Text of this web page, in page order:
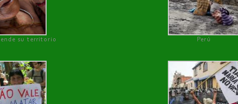
su territorio Perú